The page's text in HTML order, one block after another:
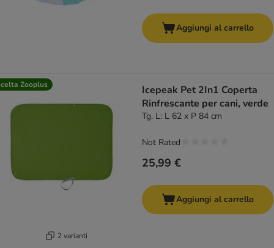
Aggiungi al carrello
Zooplus
2 varianti
Icepeak Pet 2In1 Coperta
Rinfrescante per cani, verde
Tg. L: L 62 x P 84 cm
25,99 €
Not Rated
Aggiungi al carrello